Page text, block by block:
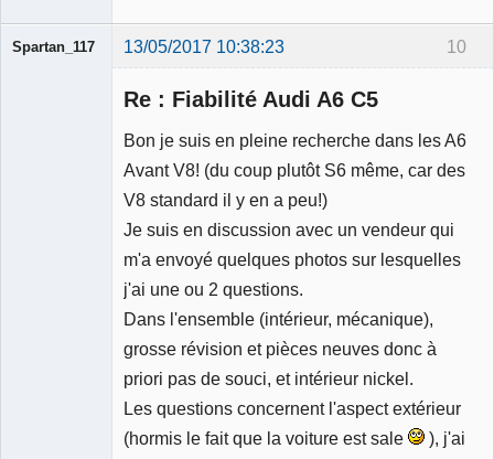
10
Spartan_117 13/05/2017 10:38:23
Re : Fiabilité Audi A6 C5
Bon je suis en pleine recherche dans les A6
Avant V8! (du coup plutôt S6 même, car des
V8 standard il y en a peu!)
Je suis en discussion avec un vendeur qui
m'a envoyé quelques photos sur lesquelles
j'ai une ou 2 questions.
Dans l'ensemble (intérieur, mécanique),
grosse révision et pièces neuves donc à
priori pas de souci, et intérieur nickel.
Les questions concernent l'aspect extérieur
(hormis le fait que la voiture est sale
), j'ai